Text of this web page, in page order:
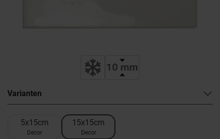
Varianten
5x15cm
Decor
15x15cm
Decor